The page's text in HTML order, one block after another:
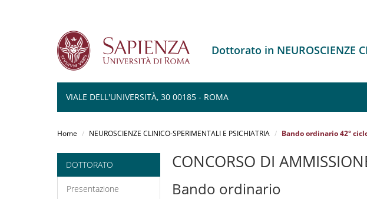
Dottorato in NEUROSCIENZE
VIALE DELL'UNIVERSITÀ, 30 00185 - ROMA
Home NEUROSCIENZE CLINICO-SPERIMENTALI E PSICHIATRIA Bando ordinario 42°
DOTTORATO
Presentazione
CONCORSO DI
Bando ordinario